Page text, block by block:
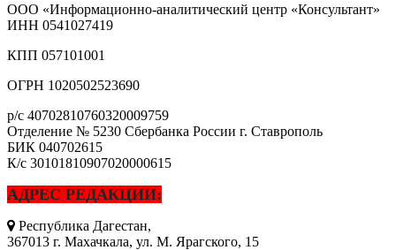
ООО «Информационно-аналитический центр «Консультант»
ИНН 0541027419
КПП 057101001
ОГРН 1020502523690
р/с 40702810760320009759
Отделение № 5230 Сбербанка России г. Ставрополь
БИК 040702615
К/с 30101810907020000615
АДРЕС РЕДАКЦИИ:
Республика Дагестан,
367013 г. Махачкала, ул. М. Ярагского, 15